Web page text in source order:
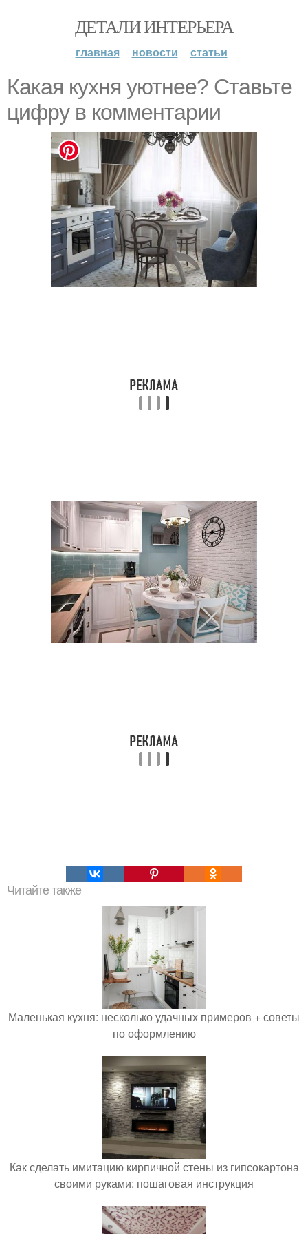
ДЕТАЛИ ИНТЕРЬЕРА
главная новости статьи
Какая кухня уютнее? Ставьте
цифру в комментарии
Читайте также
Маленькая кухня: несколько удачных примеров + советы
по оформлению
Как сделать имитацию кирпичной стены из гипсокартона
своими руками: пошаговая инструкция